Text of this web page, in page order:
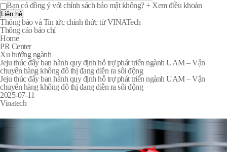
Bạn có đồng ý với chính sách bảo mật không? + Xem điều khoản
Liên hệ
Thông báo và Tin tức chính thức từ VINATech
Thông cáo báo chí
Home
PR Center
Xu hướng ngành
Jeju thúc đẩy ban hành quy định hỗ trợ phát triển ngành UAM – Vận
chuyển hàng không đô thị đang diễn ra sôi động
Jeju thúc đẩy ban hành quy định hỗ trợ phát triển ngành UAM – Vận
chuyển hàng không đô thị đang diễn ra sôi động
2025-07-11
Vinatech